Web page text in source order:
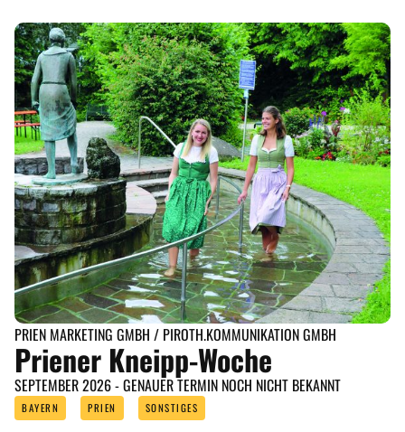
PRIEN MARKETING GMBH / PIROTH.KOMMUNIKATION GMBH
Priener Kneipp-Woche
SEPTEMBER 2026 - GENAUER TERMIN NOCH NICHT BEKANNT
BAYERN PRIEN SONSTIGES